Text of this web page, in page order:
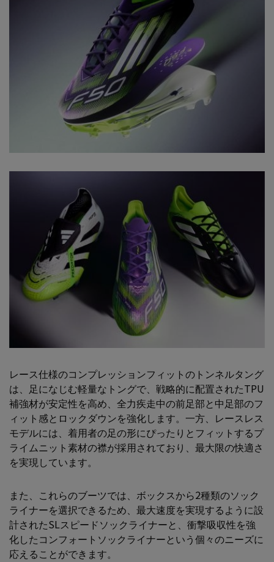
レース仕様のコンプレッションフィットのトンネルタング
は、 足になじむ軽量なトングで、戦略的に配置されたTPU
補強材が安定性を高め、全力疾走中の前足部と中足部のフ
ィット感とロックダウンを強化します。一方、レースレス
モデルには、着用者の足の形にぴったりとフィットするプ
ライムニット素材の襟が採用されており、最大限の快適さ
を実現しています。
また、これらのブーツでは、ボックスから2種類のソック
ライナーを選択できるため、最大速度を実現するように設
計されたSLスピードソックライナーと、衝撃吸収性を強
化したコンフォートソックライナーという個々のニーズに
応えることができます。